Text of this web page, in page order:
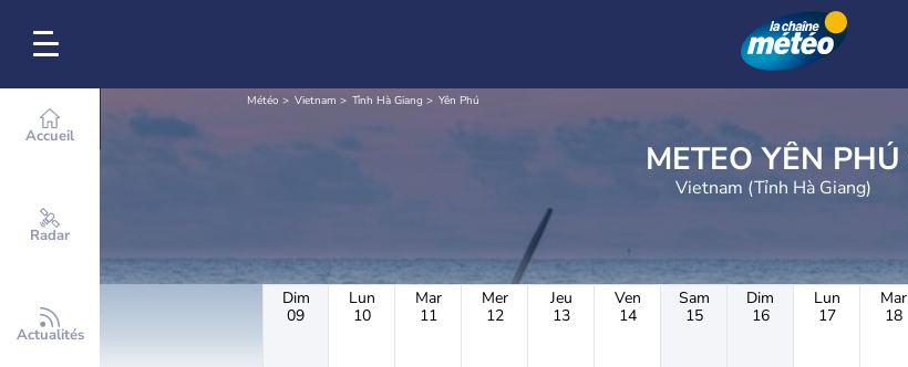
Accueil
Radar
Actualités
Météo Vietnam Tỉnh Hà Giang Yên Phú
METEO YÊN PHÚ
Vietnam (Tỉnh Hà Giang)
Dim
09
Lun
10
Mar
11
Mer
12
Jeu
13
Ven
14
Sam
15
Dim
16
Lun
17
Mar
18